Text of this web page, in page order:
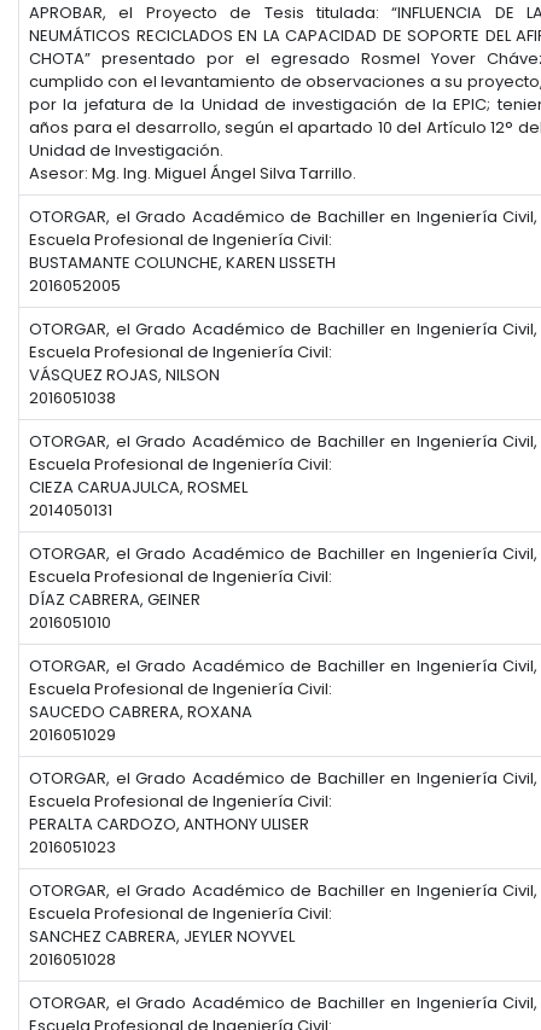
APROBAR, el Proyecto de Tesis titulada: “INFLUENCIA DE
NEUMÁTICOS RECICLADOS EN LA CAPACIDAD DE SOPORTE DEL
CHOTA” presentado por el egresado Rosmel Yover
cumplido con el levantamiento de observaciones a su
por la jefatura de la Unidad de investigación de la EPIC;
años para el desarrollo, según el apartado 10 del Artículo 12°
Unidad de Investigación.
Asesor: Mg. Ing. Miguel Ángel Silva Tarrillo.
OTORGAR, el Grado Académico de Bachiller en Ingeniería
Escuela Profesional de Ingeniería Civil:
BUSTAMANTE COLUNCHE, KAREN LISSETH
2016052005
OTORGAR, el Grado Académico de Bachiller en Ingeniería
Escuela Profesional de Ingeniería Civil:
VÁSQUEZ ROJAS, NILSON
2016051038
OTORGAR, el Grado Académico de Bachiller en Ingeniería
Escuela Profesional de Ingeniería Civil:
CIEZA CARUAJULCA, ROSMEL
2014050131
OTORGAR, el Grado Académico de Bachiller en Ingeniería
Escuela Profesional de Ingeniería Civil:
DÍAZ CABRERA, GEINER
2016051010
OTORGAR, el Grado Académico de Bachiller en Ingeniería
Escuela Profesional de Ingeniería Civil:
SAUCEDO CABRERA, ROXANA
2016051029
OTORGAR, el Grado Académico de Bachiller en Ingeniería
Escuela Profesional de Ingeniería Civil:
PERALTA CARDOZO, ANTHONY ULISER
2016051023
OTORGAR, el Grado Académico de Bachiller en Ingeniería
Escuela Profesional de Ingeniería Civil:
SANCHEZ CABRERA, JEYLER NOYVEL
2016051028
OTORGAR, el Grado Académico de Bachiller en Ingeniería